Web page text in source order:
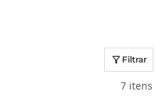
7 itens
Filtrar